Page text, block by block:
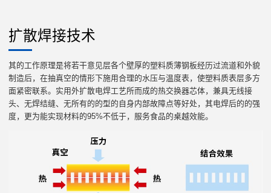
扩散焊接技术
其的工作原理是将若干意见层各个壁厚的塑料质薄钢板经历过流道和外貌
制造后，在抽真空的情形下施用合理的水压与温度表，使塑料质表层多方
面紧密联系。实用外扩散电焊工艺所而成的热交换器芯体，兼具无线接
头、无焊结缝、无所有的的型的自身内部故障点等好处，其电焊后的的强
度，更为能实现材料的95%不低于，服务食品的桌越效能。